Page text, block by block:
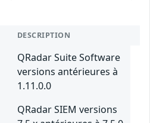
DESCRIPTION
QRadar Suite Software
versions antérieures à
1.11.0.0
QRadar SIEM versions